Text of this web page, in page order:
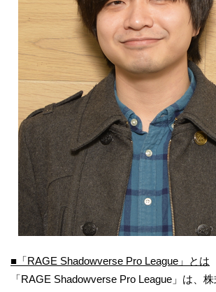
■「RAGE Shadowverse Pro League」とは
「RAGE Shadowverse Pro League」は、